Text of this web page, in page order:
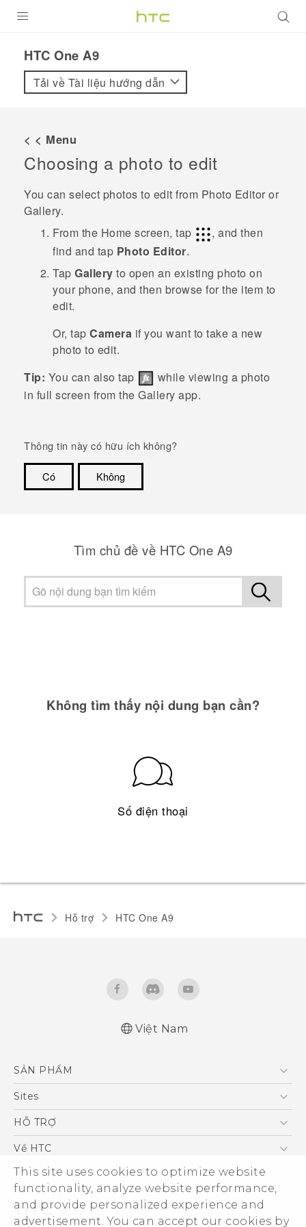
This site uses cookies to optimize website
functionality, analyze website performance,
and provide personalized experience and
advertisement. You can accept our cookies by
VIVE
VIVERSE
ỨNG DỤNG
HỖ TRỢ
HTC One A9‎
Tải về Tài liệu hướng dẫn
< < Menu
Choosing a photo to edit
You can select photos to edit from Photo Editor or
Gallery.
From the Home screen, tap
, and then
find and tap Photo Editor.
Tap Gallery to open an existing photo on
your phone, and then browse for the item to
edit.
Or, tap Camera if you want to take a new
photo to edit.
Tip: You can also tap
while viewing a photo
in full screen from the Gallery app.
Thông tin này có hữu ích không?
Có
Không
Tìm chủ đề về HTC One A9
Không tìm thấy nội dung bạn cần?
Số điện thoại
Hỗ trợ HTC One A9‎
Việt Nam
SẢN PHẨM
5G
Điện Thoại Thông Minh
VIVE
Sites
HTC Dev
HỖ TRỢ
Trung tâm hỗ trợ
Hỗ trợ bảo hành HTC
Về HTC
ESG
Nhà đầu tư
Làm việc tại HTC